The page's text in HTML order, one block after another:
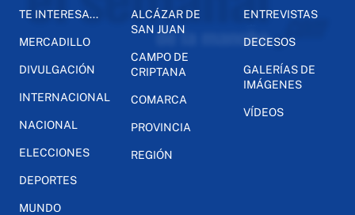
TE INTERESA...
MERCADILLO
DIVULGACIÓN
INTERNACIONAL
NACIONAL
ELECCIONES
DEPORTES
MUNDO
ALCÁZAR DE
SAN JUAN
CAMPO DE
CRIPTANA
COMARCA
PROVINCIA
REGIÓN
ENTREVISTAS
DECESOS
GALERÍAS DE
IMÁGENES
VÍDEOS